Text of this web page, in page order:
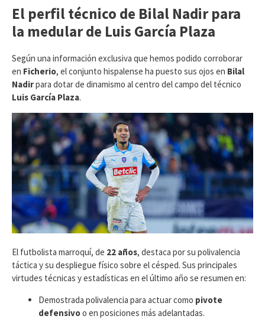
El perfil técnico de Bilal Nadir para
la medular de Luis García Plaza
​Según una información exclusiva que hemos podido corroborar
en Ficherio, el conjunto hispalense ha puesto sus ojos en Bilal
Nadirpara dotar de dinamismo al centro del campo del técnico
Luis García Plaza.
El futbolista marroquí, de 22 años, destaca por su polivalencia
táctica y su despliegue físico sobre el césped. Sus principales
virtudes técnicas y estadísticas en el último año se resumen en:
​Demostrada polivalencia para actuar como pivote
defensivoo en posiciones más adelantadas.